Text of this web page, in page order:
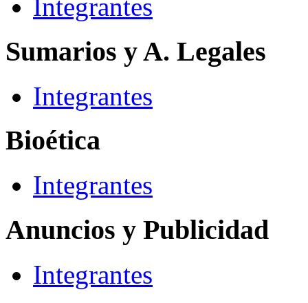
Integrantes
Sumarios y A. Legales
Integrantes
Bioética
Integrantes
Anuncios y Publicidad
Integrantes